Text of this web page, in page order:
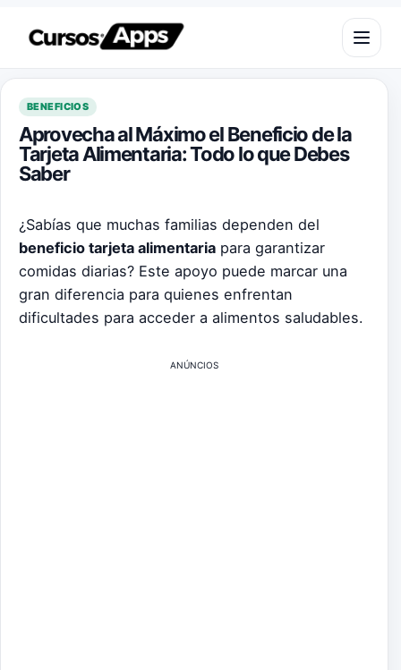
Saltar al contenido
Abrir
BENEFICIOS
Aprovecha al Máximo el Beneficio de la
Tarjeta Alimentaria: Todo lo que Debes
Saber
¿Sabías que muchas familias dependen del
beneficio tarjeta alimentaria para garantizar
comidas diarias? Este apoyo puede marcar una
gran diferencia para quienes enfrentan
dificultades para acceder a alimentos saludables.
ANÚNCIOS